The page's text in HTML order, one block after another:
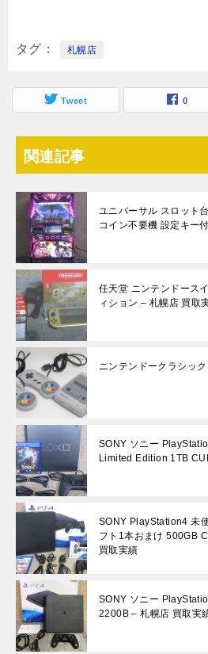
タグ 札幌店
Tweet 0
関連記事
ユニバーサル スロット
コイン不要機 設定キー付
任天堂 ニンテンドース
ィション – 札幌店 買取
ニンテンドークラシッ
SONY ソニー
Limited Edition 1TB
SONY PlayStation4 未
フト1本おまけ 500GB
買取実績
SONY ソニー
2200B – 札幌店 買取実